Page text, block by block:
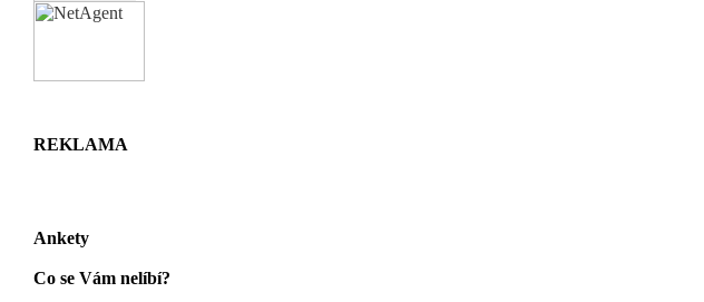
REKLAMA
Ankety
Co se Vám nelíbí?